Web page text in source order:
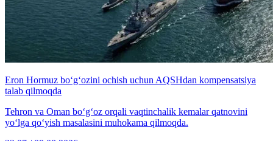
Eron Hormuz bo‘g‘ozini ochish uchun AQSHdan kompensatsiya
talab qilmoqda
Tehron va Oman bo‘g‘oz orqali vaqtinchalik kemalar qatnovini
yo‘lga qo‘yish masalasini muhokama qilmoqda.